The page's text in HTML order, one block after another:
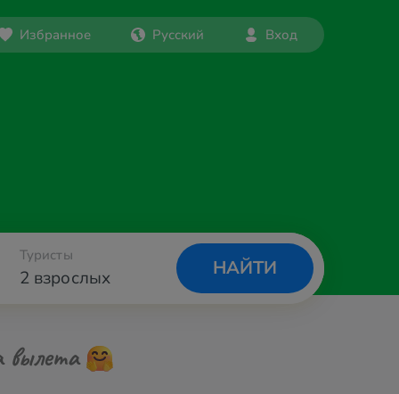
Избранное Русский Вход
2 взрослых
Туристы
НАЙТИ
вылета